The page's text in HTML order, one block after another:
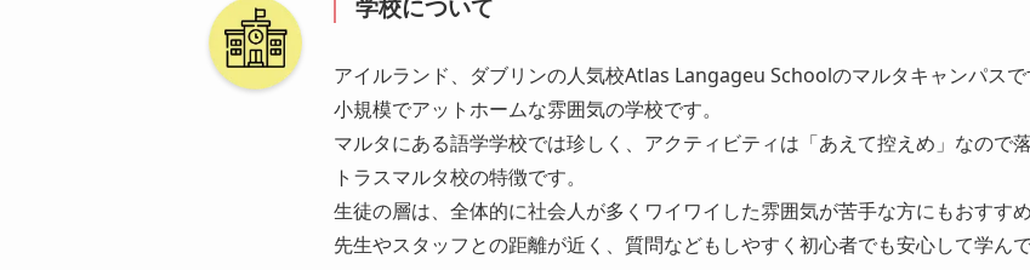
学校について
アイルランド、ダブリンの人気校Atlas Langageu Schoolのマルタキャンパスで
小規模でアットホームな雰囲気の学校です。
マルタにある語学学校では珍しく、アクティビティは「あえて控えめ」なので
トラスマルタ校の特徴です。
生徒の層は、全体的に社会人が多くワイワイした雰囲気が苦手な方にもおすすめ
先生やスタッフとの距離が近く、質問などもしやすく初心者でも安心して学んで